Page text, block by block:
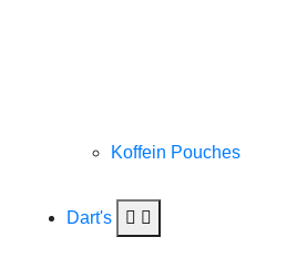
Koffein Pouches
Dart's